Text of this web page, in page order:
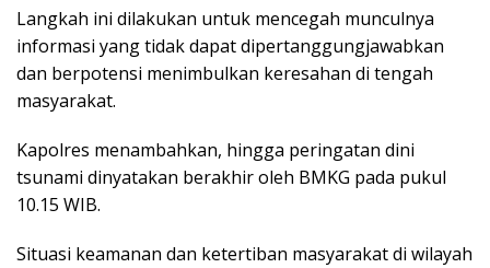
Langkah ini dilakukan untuk mencegah munculnya
informasi yang tidak dapat dipertanggungjawabkan
dan berpotensi menimbulkan keresahan di tengah
masyarakat.
Kapolres menambahkan, hingga peringatan dini
tsunami dinyatakan berakhir oleh BMKG pada pukul
10.15 WIB.
Situasi keamanan dan ketertiban masyarakat di wilayah